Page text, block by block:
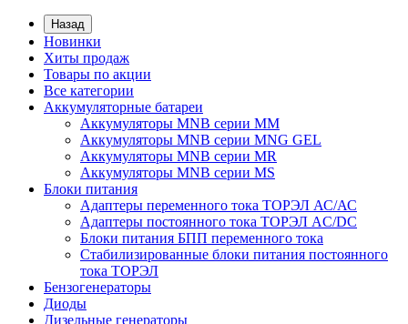
Назад
Новинки
Хиты продаж
Товары по акции
Все категории
Аккумуляторные батареи
Аккумуляторы MNB серии MM
Аккумуляторы MNB серии MNG GEL
Аккумуляторы MNB серии MR
Аккумуляторы MNB серии MS
Блоки питания
Адаптеры переменного тока ТОРЭЛ АС/АС
Адаптеры постоянного тока ТОРЭЛ AC/DC
Блоки питания БПП переменного тока
Стабилизированные блоки питания постоянного
тока ТОРЭЛ
Бензогенераторы
Диоды
Дизельные генераторы